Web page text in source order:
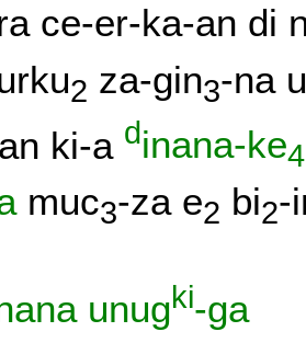
ce-er-ka-an di
2 za-gin3-na
an ki-a dinana-ke4
muc3-za e2 bi2-
unugki-ga